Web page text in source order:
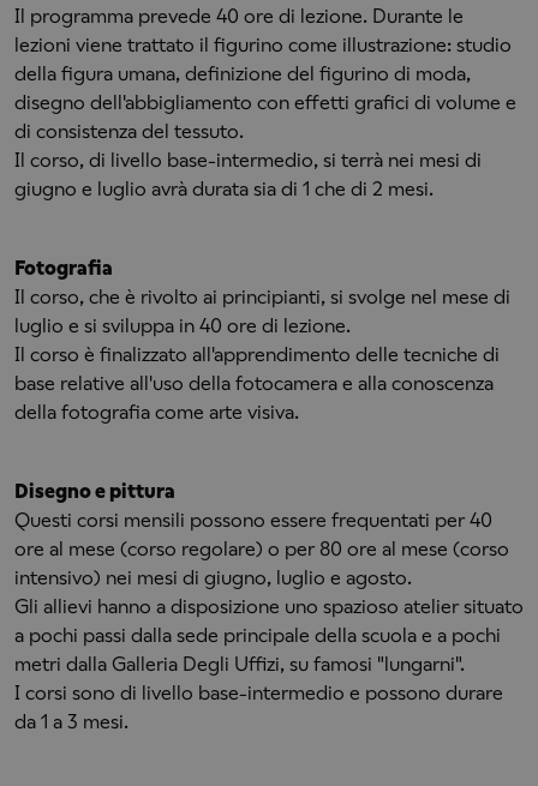
Il programma prevede 40 ore di lezione. Durante le
lezioni viene trattato il figurino come illustrazione: studio
della figura umana, definizione del figurino di moda,
disegno dell'abbigliamento con effetti grafici di volume e
di consistenza del tessuto.
Il corso, di livello base-intermedio, si terrà nei mesi di
giugno e luglio avrà durata sia di 1 che di 2 mesi.
Fotografia
Il corso, che è rivolto ai principianti, si svolge nel mese di
luglio e si sviluppa in 40 ore di lezione.
Il corso è finalizzato all'apprendimento delle tecniche di
base relative all'uso della fotocamera e alla conoscenza
della fotografia come arte visiva.
Disegno e pittura
Questi corsi mensili possono essere frequentati per 40
ore al mese (corso regolare) o per 80 ore al mese (corso
intensivo) nei mesi di giugno, luglio e agosto.
Gli allievi hanno a disposizione uno spazioso atelier situato
a pochi passi dalla sede principale della scuola e a pochi
metri dalla Galleria Degli Uffizi, su famosi "lungarni".
I corsi sono di livello base-intermedio e possono durare
da 1 a 3 mesi.